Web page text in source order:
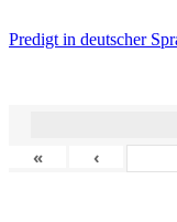
Predigt in deutscher
« ‹